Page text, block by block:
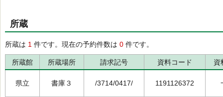
所蔵
所蔵は 1 件です。現在の予約件数は 0 件です。
所蔵館 所蔵場所 請求記号 資料コード 資
県立 書庫３ /3714/0417/ 1191126372